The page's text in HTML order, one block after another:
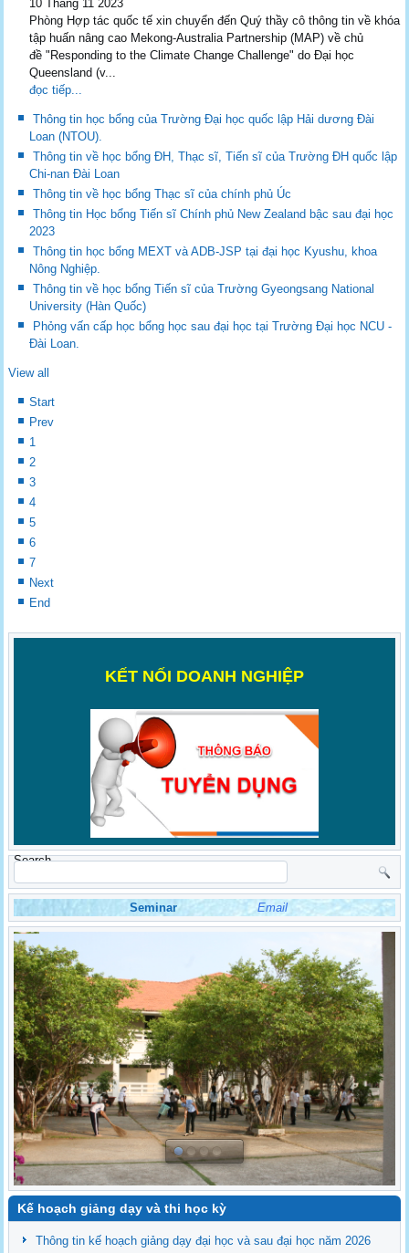
10 Tháng 11 2023
Phòng Hợp tác quốc tế xin chuyển đến Quý thầy cô thông tin về khóa
tập huấn nâng cao Mekong-Australia Partnership (MAP) về chủ
đề "Responding to the Climate Change Challenge" do Đại học
Queensland (v...
đọc tiếp...
Thông tin học bổng của Trường Đại học quốc lập Hải dương Đài
Loan (NTOU).
Thông tin về học bổng ĐH, Thạc sĩ, Tiến sĩ của Trường ĐH quốc lập
Chi-nan Đài Loan
Thông tin về học bổng Thạc sĩ của chính phủ Úc
Thông tin Học bổng Tiến sĩ Chính phủ New Zealand bậc sau đại học
2023
Thông tin học bổng MEXT và ADB-JSP tại đại học Kyushu, khoa
Nông Nghiệp.
Thông tin về học bổng Tiến sĩ của Trường Gyeongsang National
University (Hàn Quốc)
Phỏng vấn cấp học bổng học sau đại học tại Trường Đại học NCU -
Đài Loan.
View all
Start
Prev
1
2
3
4
5
6
7
Next
End
KẾT NỐI DOANH NGHIỆP
Search
Seminar Email
Kế hoạch giảng dạy và thi học kỳ
Thông tin kế hoạch giảng dạy đại học và sau đại học năm 2026